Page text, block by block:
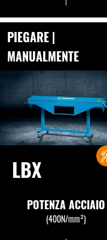
PIEGARE |
MANUALMENTE
LBX
POTENZA ACCIAIO
(400N/mm²)